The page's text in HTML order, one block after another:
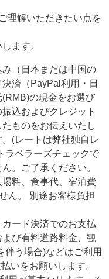
理解いただきたい点を
ます。
（日本または中国の
済（PayPal利用・日
の現金をお選び
込およびクレジット
ものをお伝えいたし
(レートは弊社独自レ
ラベラーズチェックで
。ご了承ください。
料、食事代、宿泊費
ん。 別途お客様負担
ード決済でのお支払
び有料道路料金、観
伴う場合)などはご利用
いをお願いします。